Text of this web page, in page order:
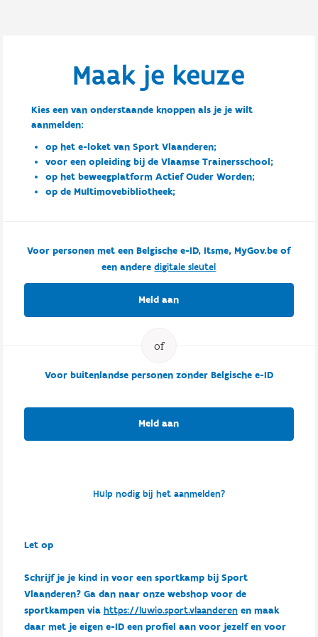
Maak je keuze
Kies een van onderstaande knoppen als je je wilt
aanmelden:
op het e-loket van Sport Vlaanderen;
voor een opleiding bij de Vlaamse Trainersschool;
op het beweegplatform Actief Ouder Worden;
op de Multimovebibliotheek;
Voor personen met een Belgische e-ID, Itsme, MyGov.be of
een anderedigitale sleutel
Meld aan
Voor buitenlandse personen zonder Belgische e-ID
Meld aan
Hulp nodig bij het aanmelden?
Let op
Schrijf je je kind in voor een sportkamp bij Sport
Vlaanderen? Ga dan naar onze webshop voor de
sportkampen via https://luwio.sport.vlaanderenen maak
daar met je eigen e-ID een profiel aan voor jezelf en voor